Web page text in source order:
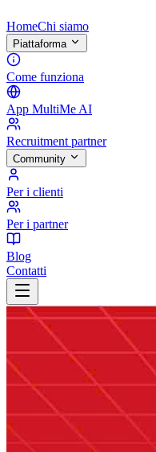
HomeChi siamo
Piattaforma
Come funziona
App MultiMe AI
Recruitment partner
Community
Per i clienti
Per i partner
Blog
Contatti